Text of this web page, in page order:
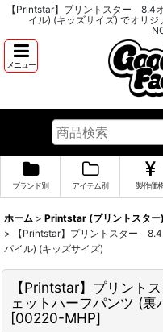
【Printstar】プリントスター 8.4
イル) (キッズサイズ) でオリ
メニュー
ブランド別 アイテム別 製作価
ホーム > Printstar (プリントスター)
>
【Printstar】プリントスター
パイル) (キッズサイズ)
【Printstar】プリン
ェットハーフパンツ (
[00220-MHP]